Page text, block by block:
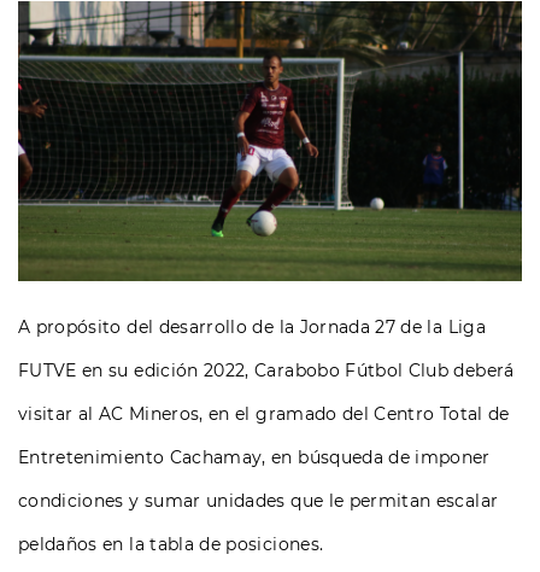
A propósito del desarrollo de la Jornada 27 de la Liga
FUTVE en su edición 2022, Carabobo Fútbol Club deberá
visitar al AC Mineros, en el gramado del Centro Total de
Entretenimiento Cachamay, en búsqueda de imponer
condiciones y sumar unidades que le permitan escalar
peldaños en la tabla de posiciones.